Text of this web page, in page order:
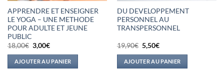
APPRENDRE ET ENSEIGNER
LE YOGA – UNE METHODE
POUR ADULTE ET JEUNE
PUBLIC
18,00€ Le
prix
initial
était :
18,00€.
3,00€Le
actuel
est :
3,00€.
AJOUTER AU PANIER
DU DEVELOPPEMENT
PERSONNEL AU
TRANSPERSONNEL
19,90€ Le
prix
initial
était :
19,90€.
5,50€Le
actuel
est :
5,50€.
AJOUTER AU PANIER